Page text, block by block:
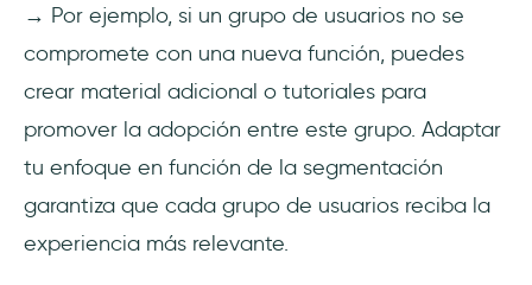
→ Por ejemplo, si un grupo de usuarios no se
compromete con una nueva función, puedes
crear material adicional o tutoriales para
promover la adopción entre este grupo. Adaptar
tu enfoque en función de la segmentación
garantiza que cada grupo de usuarios reciba la
experiencia más relevante.